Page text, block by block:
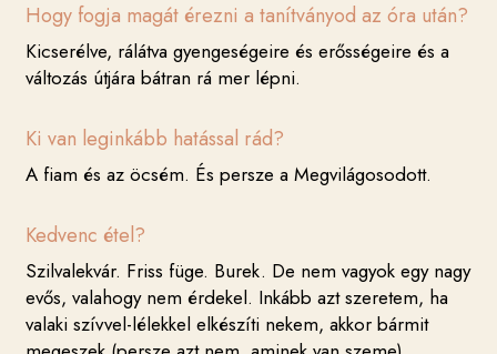
Hogy fogja magát érezni a tanítványod az óra után?
Kicserélve, rálátva gyengeségeire és erősségeire és a
változás útjára bátran rá mer lépni.
Ki van leginkább hatással rád?
A fiam és az öcsém. És persze a Megvilágosodott.
Kedvenc étel?
Szilvalekvár. Friss füge. Burek. De nem vagyok egy nagy
evős, valahogy nem érdekel. Inkább azt szeretem, ha
valaki szívvel-lélekkel elkészíti nekem, akkor bármit